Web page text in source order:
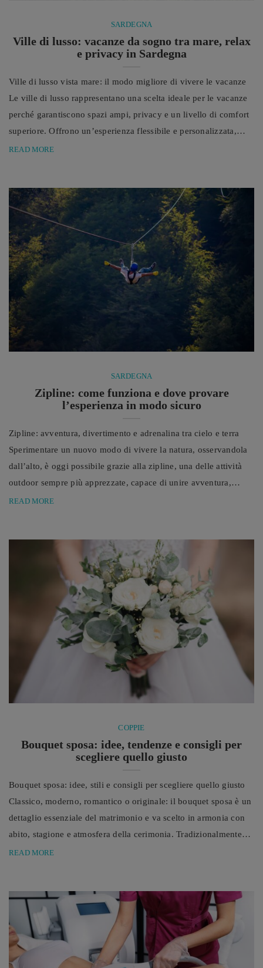
SARDEGNA
Ville di lusso: vacanze da sogno tra mare, relax
e privacy in Sardegna
Ville di lusso vista mare: il modo migliore di vivere le vacanze
Le ville di lusso rappresentano una scelta ideale per le vacanze
perché garantiscono spazi ampi, privacy e un livello di comfort
superiore. Offrono un’esperienza flessibile e personalizzata,
perfetta per chi cerca relax e libertà in ogni momento del
culturale di grande valore, ...
READ MORE
SARDEGNA
Zipline: come funziona e dove provare
l’esperienza in modo sicuro
Zipline: avventura, divertimento e adrenalina tra cielo e terra
Sperimentare un nuovo modo di vivere la natura, osservandola
dall’alto, è oggi possibile grazie alla zipline, una delle attività
outdoor sempre più apprezzate, capace di unire avventura,
divertimento ed emozioni intense. Negli ultimi anni, il turismo
esperienze in grado di unire emozione, sport, contatto con la ...
READ MORE
COPPIE
Bouquet sposa: idee, tendenze e consigli per
scegliere quello giusto
Bouquet sposa: idee, stili e consigli per scegliere quello giusto
Classico, moderno, romantico o originale: il bouquet sposa è un
dettaglio essenziale del matrimonio e va scelto in armonia con
abito, stagione e atmosfera della cerimonia. Tradizionalmente
simbolo di prosperità, felicità e buon auspicio per la nuova vita
dettaglio ...
READ MORE